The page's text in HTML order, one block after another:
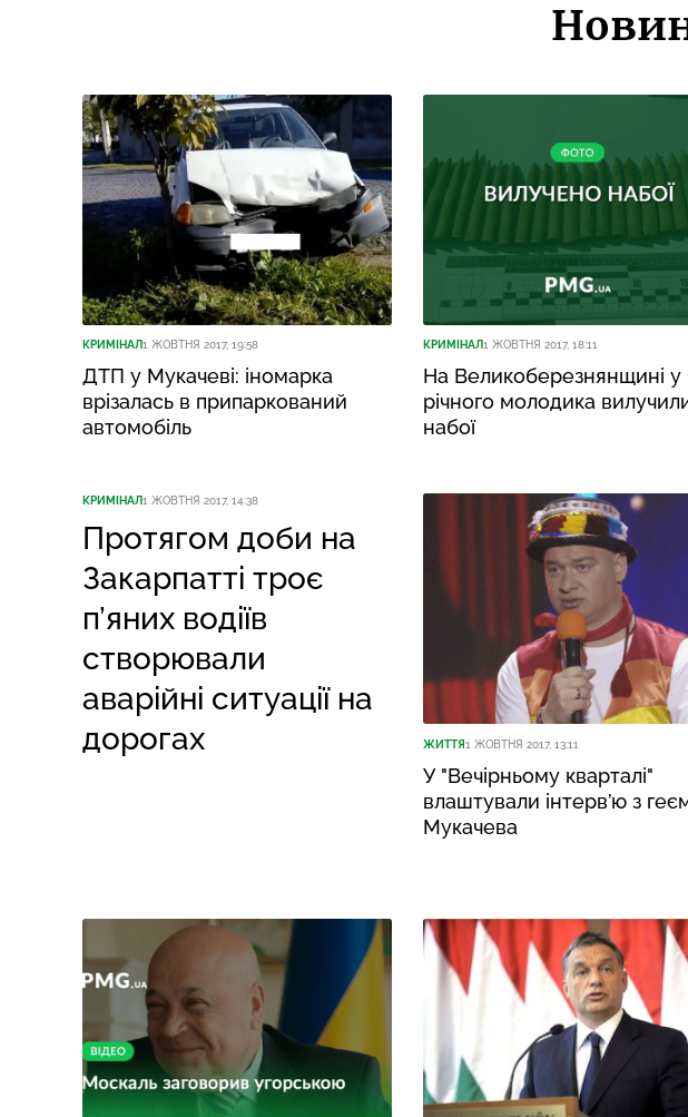
КРИМІНАЛ1 ЖОВТНЯ 2017, 19:58
ДТП у Мукачеві: іномарка
врізалась в припаркований
автомобіль
КРИМІНАЛ1 ЖОВТНЯ 2017, 18:11
На Великоберезнянщині у
річного молодика
набої
КРИМІНАЛ1 ЖОВТНЯ 2017, 14:38
Протягом доби на
Закарпатті троє
п’яних водіїв
створювали
аварійні ситуації на
дорогах
ЖИТТЯ1 ЖОВТНЯ 2017, 13:11
У "Вечірньому кварталі"
влаштували інтерв’ю з
Мукачева